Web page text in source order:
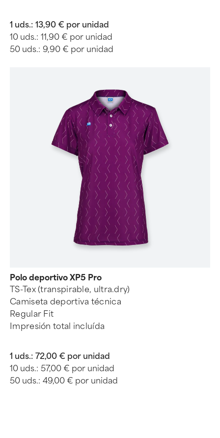
1 uds.: 13,90 € por unidad
10 uds.: 11,90 € por unidad
50 uds.: 9,90 € por unidad
Polo deportivo XP5 Pro
TS-Tex (transpirable, ultra.dry)
Camiseta deportiva técnica
Regular Fit
Impresión total incluída
1 uds.: 72,00 € por unidad
10 uds.: 57,00 € por unidad
50 uds.: 49,00 € por unidad